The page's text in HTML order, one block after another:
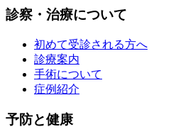
診察・治療について
初めて受診される方へ
診療案内
手術について
症例紹介
予防と健康